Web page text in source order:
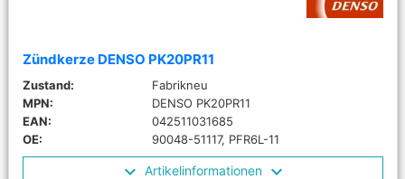
Zündkerze DENSO PK20PR11
Zustand:
Fabrikneu
MPN:
DENSO PK20PR11
EAN:
042511031685
OE:
90048-51117, PFR6L-11
Artikelinformationen